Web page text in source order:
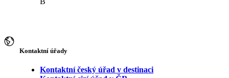
Kontaktní úřady
Kontaktní český úřad v destinaci